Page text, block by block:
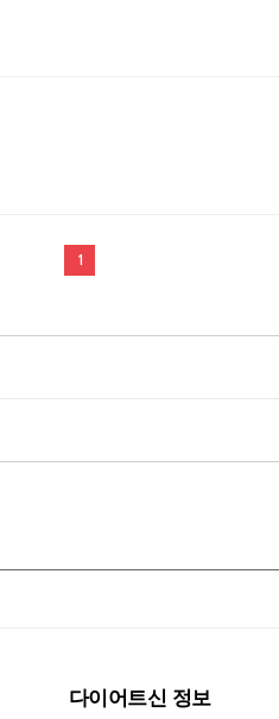
1
다이어트신 정보